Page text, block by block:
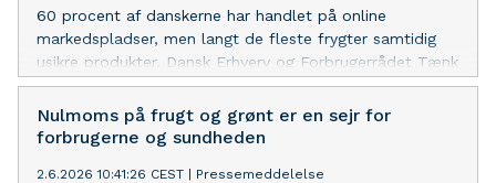
60 procent af danskerne har handlet på online
markedspladser, men langt de fleste frygter samtidig
usikre produkter. Dansk Erhverv og Forbrugerrådet Tænk
har hver især kæmpet for fair konkurrence og
forbrugernes sikkerhed i mange år. Nu går de sammen
og kræver, at alle produkter skal dokumenteres sikre,
Nulmoms på frugt og grønt er en sejr for
forbrugerne og sundheden
2.6.2026 10:41:26 CEST Pressemeddelelse